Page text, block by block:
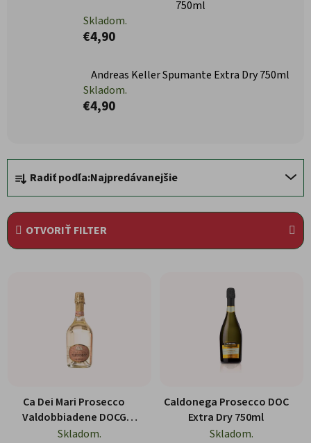
750ml
Skladom.
€4,90
Andreas Keller Spumante Extra Dry 750ml
Skladom.
€4,90
Radenie produktov
Radiť podľa:Najpredávanejšie
OTVORIŤ FILTER
Ca Dei Mari Prosecco
Valdobbiadene DOCG
750ml
Skladom.
Caldonega Prosecco DOC
Extra Dry 750ml
Skladom.